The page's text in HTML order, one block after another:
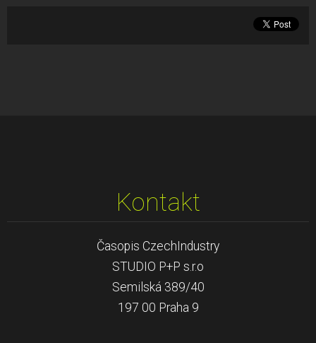
Kontakt
Časopis CzechIndustry
STUDIO P+P s.r.o
Semilská 389/40
197 00 Praha 9